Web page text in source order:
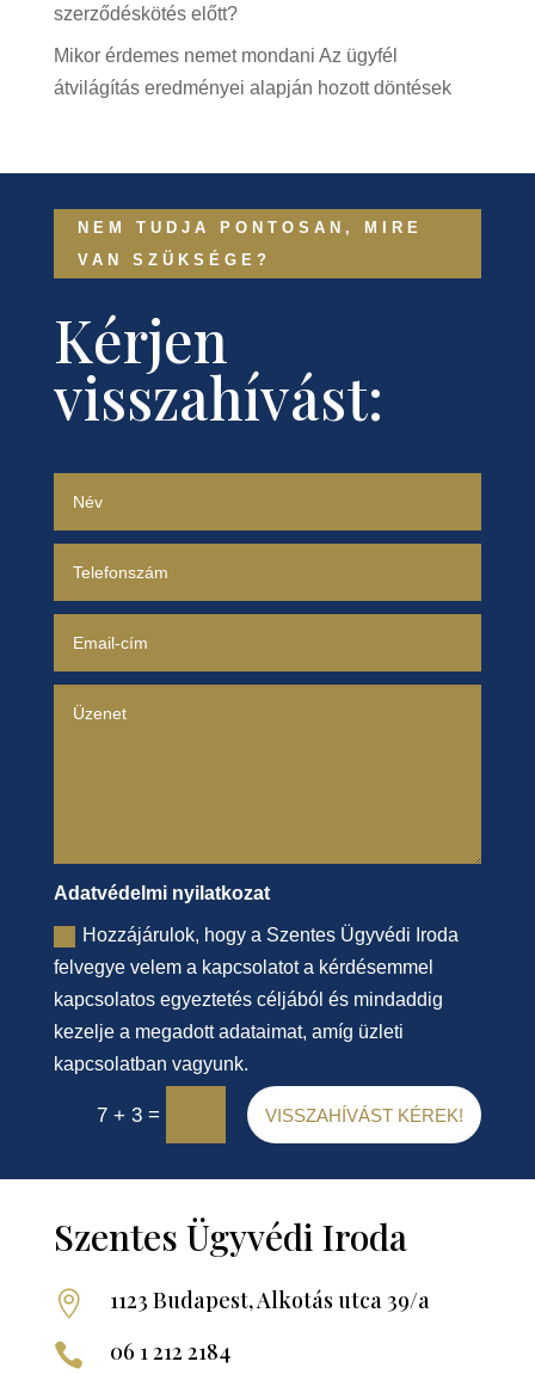
szerződéskötés előtt?
Mikor érdemes nemet mondani Az ügyfél
átvilágítás eredményei alapján hozott döntések
NEM TUDJA PONTOSAN, MIRE
VAN SZÜKSÉGE?
Kérjen
visszahívást:
Adatvédelmi nyilatkozat
Hozzájárulok, hogy a Szentes Ügyvédi Iroda
felvegye velem a kapcsolatot a kérdésemmel
kapcsolatos egyeztetés céljából és mindaddig
kezelje a megadott adataimat, amíg üzleti
kapcsolatban vagyunk.
7 + 3 = VISSZAHÍVÁST KÉREK!
Szentes Ügyvédi Iroda
 1123 Budapest, Alkotás utca 39/a
 06 1 212 2184